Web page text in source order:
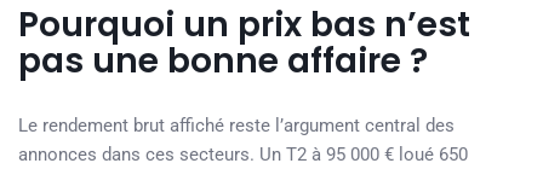
Pourquoi un prix bas n’est
pas une bonne affaire ?
Le rendement brut affiché reste l’argument central des
annonces dans ces secteurs. Un T2 à 95 000 € loué 650